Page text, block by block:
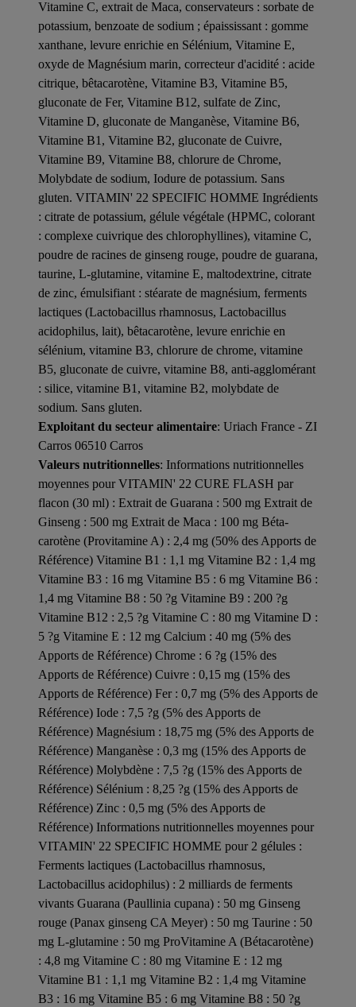
Vitamine C, extrait de Maca, conservateurs : sorbate de
potassium, benzoate de sodium ; épaississant : gomme
xanthane, levure enrichie en Sélénium, Vitamine E,
oxyde de Magnésium marin, correcteur d'acidité : acide
citrique, bêtacarotène, Vitamine B3, Vitamine B5,
gluconate de Fer, Vitamine B12, sulfate de Zinc,
Vitamine D, gluconate de Manganèse, Vitamine B6,
Vitamine B1, Vitamine B2, gluconate de Cuivre,
Vitamine B9, Vitamine B8, chlorure de Chrome,
Molybdate de sodium, Iodure de potassium. Sans
gluten. VITAMIN' 22 SPECIFIC HOMME Ingrédients
: citrate de potassium, gélule végétale (HPMC, colorant
: complexe cuivrique des chlorophyllines), vitamine C,
poudre de racines de ginseng rouge, poudre de guarana,
taurine, L-glutamine, vitamine E, maltodextrine, citrate
de zinc, émulsifiant : stéarate de magnésium, ferments
lactiques (Lactobacillus rhamnosus, Lactobacillus
acidophilus, lait), bêtacarotène, levure enrichie en
sélénium, vitamine B3, chlorure de chrome, vitamine
B5, gluconate de cuivre, vitamine B8, anti-agglomérant
: silice, vitamine B1, vitamine B2, molybdate de
sodium. Sans gluten.
Exploitant du secteur alimentaire: Uriach France - ZI
Carros 06510 Carros
Valeurs nutritionnelles: Informations nutritionnelles
moyennes pour VITAMIN' 22 CURE FLASH par
flacon (30 ml) : Extrait de Guarana : 500 mg Extrait de
Ginseng : 500 mg Extrait de Maca : 100 mg Béta-
carotène (Provitamine A) : 2,4 mg (50% des Apports de
Référence) Vitamine B1 : 1,1 mg Vitamine B2 : 1,4 mg
Vitamine B3 : 16 mg Vitamine B5 : 6 mg Vitamine B6 :
1,4 mg Vitamine B8 : 50 ?g Vitamine B9 : 200 ?g
Vitamine B12 : 2,5 ?g Vitamine C : 80 mg Vitamine D :
5 ?g Vitamine E : 12 mg Calcium : 40 mg (5% des
Apports de Référence) Chrome : 6 ?g (15% des
Apports de Référence) Cuivre : 0,15 mg (15% des
Apports de Référence) Fer : 0,7 mg (5% des Apports de
Référence) Iode : 7,5 ?g (5% des Apports de
Référence) Magnésium : 18,75 mg (5% des Apports de
Référence) Manganèse : 0,3 mg (15% des Apports de
Référence) Molybdène : 7,5 ?g (15% des Apports de
Référence) Sélénium : 8,25 ?g (15% des Apports de
Référence) Zinc : 0,5 mg (5% des Apports de
Référence) Informations nutritionnelles moyennes pour
VITAMIN' 22 SPECIFIC HOMME pour 2 gélules :
Ferments lactiques (Lactobacillus rhamnosus,
Lactobacillus acidophilus) : 2 milliards de ferments
vivants Guarana (Paullinia cupana) : 50 mg Ginseng
rouge (Panax ginseng CA Meyer) : 50 mg Taurine : 50
mg L-glutamine : 50 mg ProVitamine A (Bétacarotène)
: 4,8 mg Vitamine C : 80 mg Vitamine E : 12 mg
Vitamine B1 : 1,1 mg Vitamine B2 : 1,4 mg Vitamine
B3 : 16 mg Vitamine B5 : 6 mg Vitamine B8 : 50 ?g